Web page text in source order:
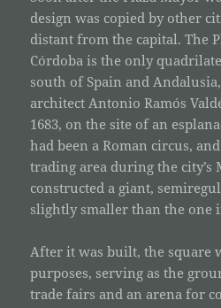
design was copied by other
distant from the capital. The
Córdoba is the only
south of Spain and
architect Antonio Ramós
1683, on the site of an
had been a Roman circus,
trading area during the city’s
constructed a giant,
slightly smaller than the one
After it was built, the square
purposes, serving as the
trade fairs and an arena for